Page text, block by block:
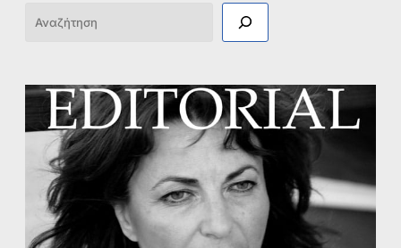
ΕΤΑΙΡΕΙΕΣ
Αναζήτηση